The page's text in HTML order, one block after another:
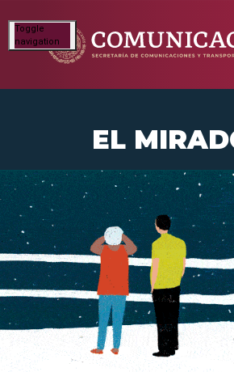
Toggle
navigation
EL